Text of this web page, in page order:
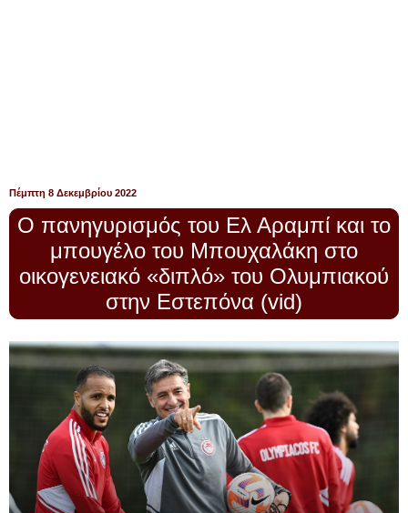
Πέμπτη 8 Δεκεμβρίου 2022
O πανηγυρισμός του Ελ Αραμπί και το
μπουγέλο του Μπουχαλάκη στο
οικογενειακό «διπλό» του Ολυμπιακού
στην Εστεπόνα (vid)